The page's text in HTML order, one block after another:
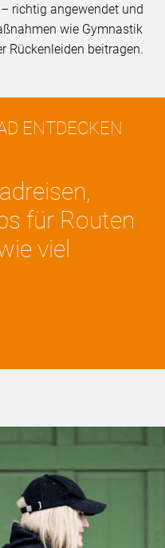
richtig angewendet und
wie Gymnastik
Rückenleiden beitragen.
ENTDECKEN
für Routen
viel